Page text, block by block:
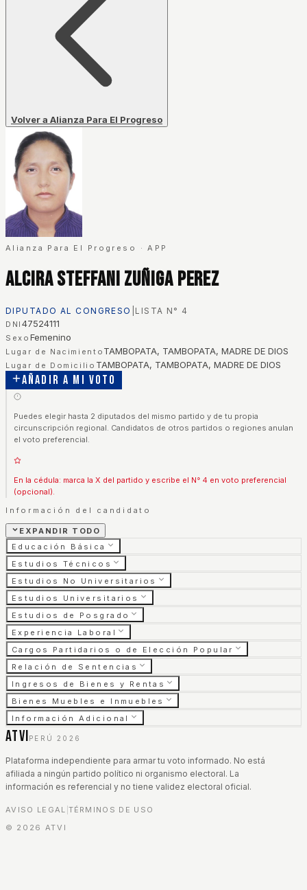
Volver a Alianza Para El Progreso
Alianza Para El Progreso ·APP
Alcira Steffani Zuñiga Perez
DIPUTADO AL CONGRESO LISTA N° 4
DNI 47524111
Sexo Femenino
Lugar de Nacimiento TAMBOPATA, TAMBOPATA, MADRE DE DIOS
Lugar de Domicilio TAMBOPATA, TAMBOPATA, MADRE DE DIOS
Añadir a mi voto
Puedes elegir hasta 2 diputados del mismo partido y de tu propia
circunscripción regional. Candidatos de otros partidos o regiones anulan
el voto preferencial.
En la cédula: marca la X del partido y escribe el N° 4 en voto preferencial
(opcional).
Información del candidato
EXPANDIR TODO
Educación Básica
Estudios Técnicos
Estudios No Universitarios
Estudios Universitarios
Estudios de Posgrado
Experiencia Laboral
Cargos Partidarios o de Elección Popular
Relación de Sentencias
Ingresos de Bienes y Rentas
Bienes Muebles e Inmuebles
Información Adicional
ATVI PERÚ 2026
Plataforma independiente para armar tu voto informado. No está
afiliada a ningún partido político ni organismo electoral. La
información es referencial y no tiene validez electoral oficial.
AVISO LEGAL TÉRMINOS DE USO
© 2026 ATVI